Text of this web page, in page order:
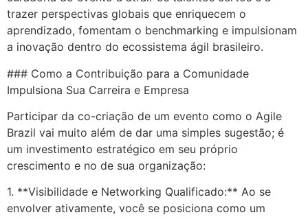
trazer perspectivas globais que enriquecem o
aprendizado, fomentam o benchmarking e impulsionam
a inovação dentro do ecossistema ágil brasileiro.
### Como a Contribuição para a Comunidade
Impulsiona Sua Carreira e Empresa
Participar da co-criação de um evento como o Agile
Brazil vai muito além de dar uma simples sugestão; é
um investimento estratégico em seu próprio
crescimento e no de sua organização:
1. **Visibilidade e Networking Qualificado:** Ao se
envolver ativamente, você se posiciona como um